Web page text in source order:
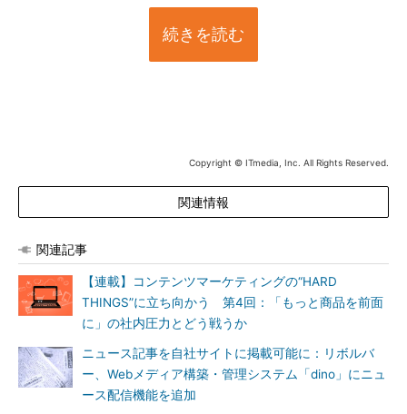
続きを読む
Copyright © ITmedia, Inc. All Rights Reserved.
関連情報
関連記事
【連載】コンテンツマーケティングの“HARD
THINGS”に立ち向かう 第4回：「もっと商品を前面
に」の社内圧力とどう戦うか
ニュース記事を自社サイトに掲載可能に：リボルバ
ー、Webメディア構築・管理システム「dino」にニュ
ース配信機能を追加